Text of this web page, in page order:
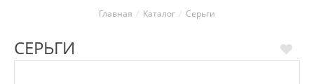
Главная Каталог Серьги
СЕРЬГИ